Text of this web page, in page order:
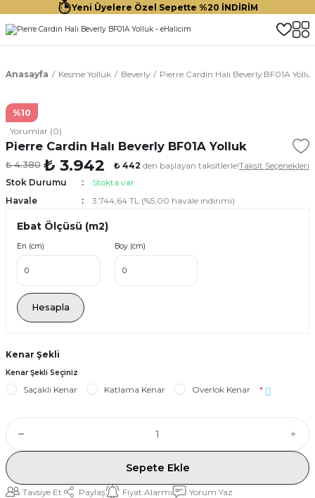
Yeni Üyelere Özel Sepette %20 İNDİRİM
Anasayfa Kesme Yolluk Beverly Pierre Cardin Halı Beverly BF01A
%10
Yorumlar (0)
Pierre Cardin Halı Beverly BF01A Yolluk
₺ 4.380 ₺ 3.942 ₺ 442 den başlayan taksitlerle!Taksit Seçenekleri
Stok Durumu
Stokta var
Havale
3.744,64 TL (%5,00 havale indirimi)
Ebat Ölçüsü (m2)
En (cm) Boy (cm)
Hesapla
Kenar Şekli
Kenar Şekli Seçiniz
Saçaklı Kenar Katlama Kenar Overlok Kenar *
Sepete Ekle
Tavsiye Et Paylaş Fiyat Alarmı Yorum Yaz